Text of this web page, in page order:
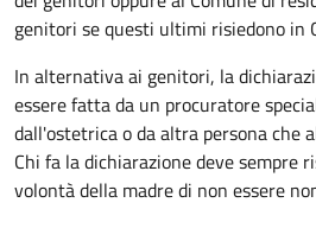
genitori se questi ultimi risiedono in
In alternativa ai genitori, la
essere fatta da un procuratore
dall'ostetrica o da altra persona che
Chi fa la dichiarazione deve sempre
volontà della madre di non essere